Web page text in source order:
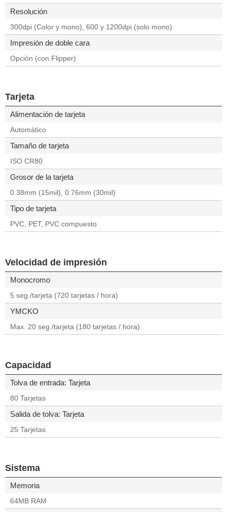
Resolución
300dpi (Color y mono), 600 y 1200dpi (solo mono)
Impresión de doble cara
Opción (con Flipper)
Tarjeta
Alimentación de tarjeta
Automático
Tamaño de tarjeta
ISO CR80
Grosor de la tarjeta
0.38mm (15mil), 0.76mm (30mil)
Tipo de tarjeta
PVC, PET, PVC compuesto
Velocidad de impresión
Monocromo
5 seg./tarjeta (720 tarjetas / hora)
YMCKO
Max. 20 seg./tarjeta (180 tarjetas / hora)
Capacidad
Tolva de entrada: Tarjeta
80 Tarjetas
Salida de tolva: Tarjeta
25 Tarjetas
Sistema
Memoria
64MB RAM